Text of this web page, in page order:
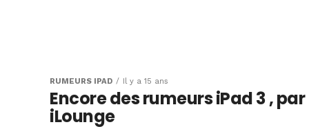
RUMEURS IPAD Il y a 15 ans
Encore des rumeurs iPad 3 , par
iLounge